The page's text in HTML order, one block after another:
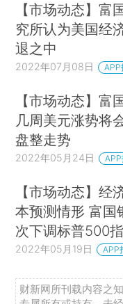
【市场动态】富
究所认为美国经
退之中
2022年07月08日 APP
【市场动态】富
几周美元涨势将
盘整走势
2022年05月24日
【市场动态】经
本预测情形 富国
次下调标普500
2022年05月19日 APP
财新网所刊载内容之